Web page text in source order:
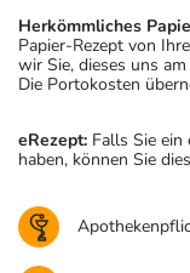
Herkömmliches
Papier-Rezept von
wir Sie, dieses uns
Die Portokosten
eRezept: Falls Sie
haben, können Sie